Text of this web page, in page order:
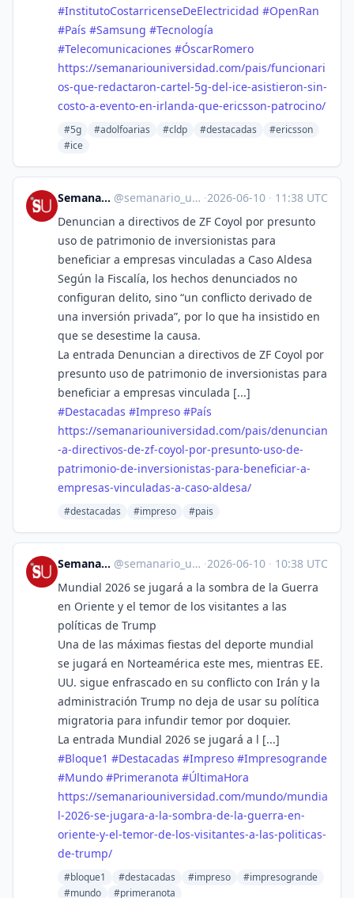
#InstitutoCostarricenseDeElectricidad #OpenRan
#País #Samsung #Tecnología
#Telecomunicaciones #ÓscarRomero
https://semanariouniversidad.com/pais/funcionari
os-que-redactaron-cartel-5g-del-ice-asistieron-sin-
costo-a-evento-en-irlanda-que-ericsson-patrocino/
#5g #adolfoarias #cldp #destacadas
#ericsson
#ice
Semanario Universidad @semanario_universidad@bots.fedi.cr ·2026-06-10 · 11:38 UTC
Denuncian a directivos de ZF Coyol por presunto
uso de patrimonio de inversionistas para
beneficiar a empresas vinculadas a Caso Aldesa
Según la Fiscalía, los hechos denunciados no
configuran delito, sino “un conflicto derivado de
una inversión privada”, por lo que ha insistido en
que se desestime la causa.
La entrada Denuncian a directivos de ZF Coyol por
presunto uso de patrimonio de inversionistas para
beneficiar a empresas vinculada [...]
#Destacadas #Impreso #País
https://semanariouniversidad.com/pais/denuncian
-a-directivos-de-zf-coyol-por-presunto-uso-de-
patrimonio-de-inversionistas-para-beneficiar-a-
empresas-vinculadas-a-caso-aldesa/
#destacadas #impreso #pais
Semanario Universidad @semanario_universidad@bots.fedi.cr ·2026-06-10 · 10:38 UTC
Mundial 2026 se jugará a la sombra de la Guerra
en Oriente y el temor de los visitantes a las
políticas de Trump
Una de las máximas fiestas del deporte mundial
se jugará en Norteamérica este mes, mientras EE.
UU. sigue enfrascado en su conflicto con Irán y la
administración Trump no deja de usar su política
migratoria para infundir temor por doquier.
La entrada Mundial 2026 se jugará a l [...]
#Bloque1 #Destacadas #Impreso #Impresogrande
#Mundo #Primeranota #ÚltimaHora
https://semanariouniversidad.com/mundo/mundia
l-2026-se-jugara-a-la-sombra-de-la-guerra-en-
oriente-y-el-temor-de-los-visitantes-a-las-politicas-
de-trump/
#bloque1 #destacadas #impreso
#impresogrande
#mundo
#primeranota